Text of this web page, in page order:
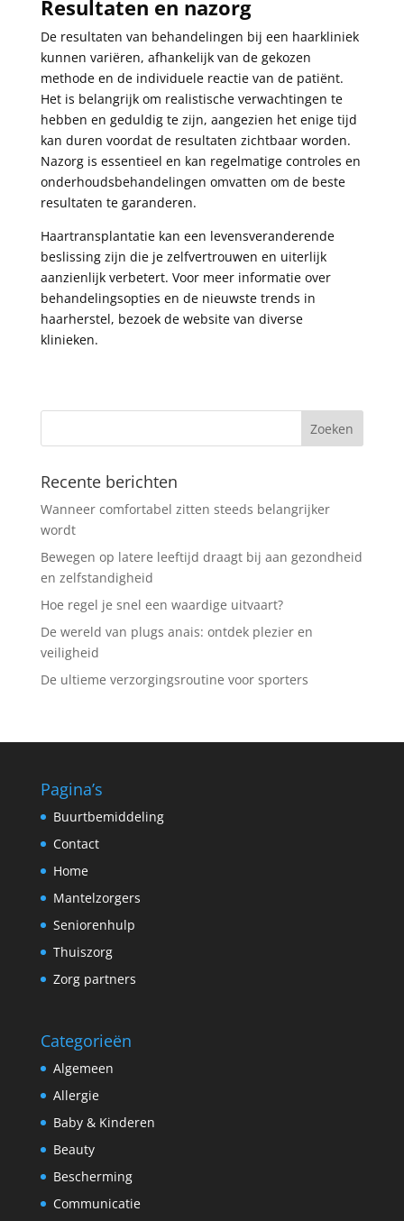
Resultaten en nazorg
De resultaten van behandelingen bij een haarkliniek
kunnen variëren, afhankelijk van de gekozen
methode en de individuele reactie van de patiënt.
Het is belangrijk om realistische verwachtingen te
hebben en geduldig te zijn, aangezien het enige tijd
kan duren voordat de resultaten zichtbaar worden.
Nazorg is essentieel en kan regelmatige controles en
onderhoudsbehandelingen omvatten om de beste
resultaten te garanderen.
Haartransplantatie kan een levensveranderende
beslissing zijn die je zelfvertrouwen en uiterlijk
aanzienlijk verbetert. Voor meer informatie over
behandelingsopties en de nieuwste trends in
haarherstel, bezoek de website van diverse
klinieken.
Recente berichten
Wanneer comfortabel zitten steeds belangrijker
wordt
Bewegen op latere leeftijd draagt bij aan gezondheid
en zelfstandigheid
Hoe regel je snel een waardige uitvaart?
De wereld van plugs anais: ontdek plezier en
veiligheid
De ultieme verzorgingsroutine voor sporters
Pagina’s
Buurtbemiddeling
Contact
Home
Mantelzorgers
Seniorenhulp
Thuiszorg
Zorg partners
Categorieën
Algemeen
Allergie
Baby & Kinderen
Beauty
Bescherming
Communicatie